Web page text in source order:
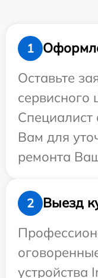
1
Оставьте
сервисного
Специалист
Вам для
ремонта
2
Выезд
устройства